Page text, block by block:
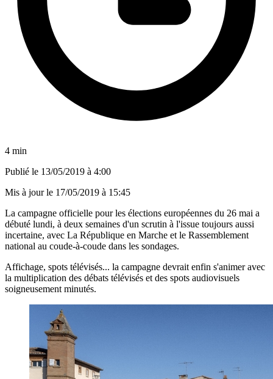
4 min
Publié le 13/05/2019 à 4:00
Mis à jour le 17/05/2019 à 15:45
La campagne officielle pour les élections européennes du 26 mai a
débuté lundi, à deux semaines d'un scrutin à l'issue toujours aussi
incertaine, avec La République en Marche et le Rassemblement
national au coude-à-coude dans les sondages.
Affichage, spots télévisés... la campagne devrait enfin s'animer avec
la multiplication des débats télévisés et des spots audiovisuels
soigneusement minutés.